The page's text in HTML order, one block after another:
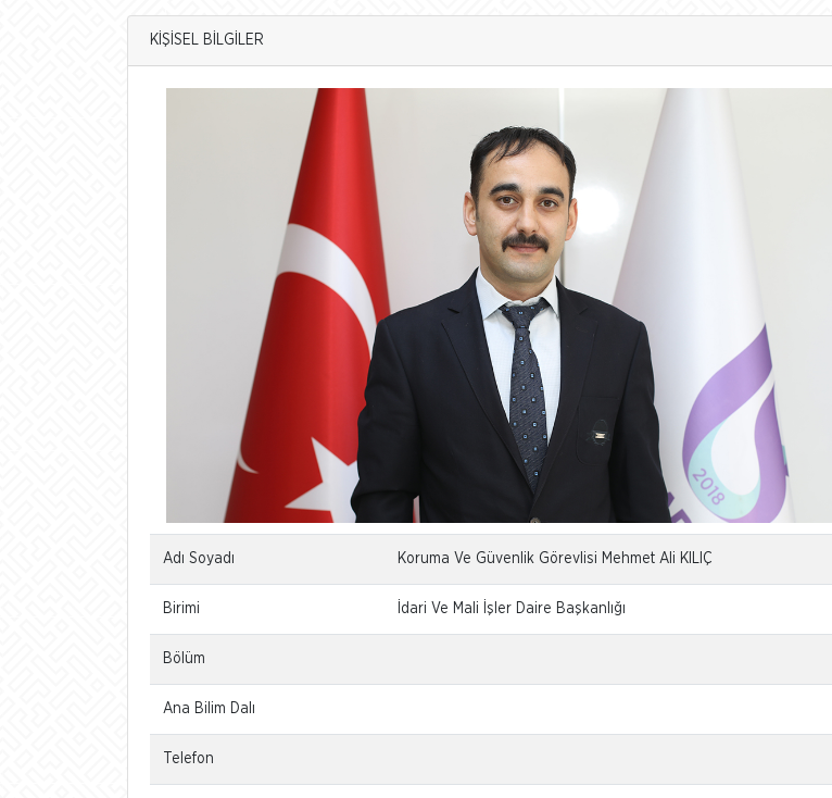
KİŞİSEL BİLGİLER
Adı Soyadı Koruma Ve Güvenlik Görevlisi Mehmet Ali KILIÇ
Birimi İdari Ve Mali İşler Daire Başkanlığı
Bölüm
Ana Bilim Dalı
Telefon